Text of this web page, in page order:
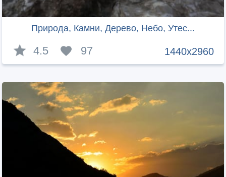
Природа, Камни, Дерево, Небо, Утес...
1440x2960
4.5 97